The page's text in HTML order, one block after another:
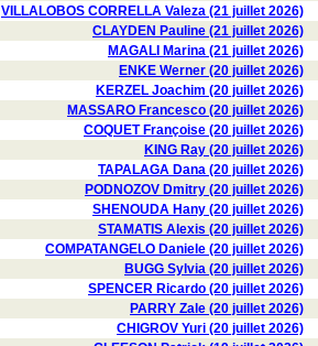
VILLALOBOS CORRELLA Valeza (21 juillet 2026)
CLAYDEN Pauline (21 juillet 2026)
MAGALI Marina (21 juillet 2026)
ENKE Werner (20 juillet 2026)
KERZEL Joachim (20 juillet 2026)
MASSARO Francesco (20 juillet 2026)
COQUET Françoise (20 juillet 2026)
KING Ray (20 juillet 2026)
TAPALAGA Dana (20 juillet 2026)
PODNOZOV Dmitry (20 juillet 2026)
SHENOUDA Hany (20 juillet 2026)
STAMATIS Alexis (20 juillet 2026)
COMPATANGELO Daniele (20 juillet 2026)
BUGG Sylvia (20 juillet 2026)
SPENCER Ricardo (20 juillet 2026)
PARRY Zale (20 juillet 2026)
CHIGROV Yuri (20 juillet 2026)